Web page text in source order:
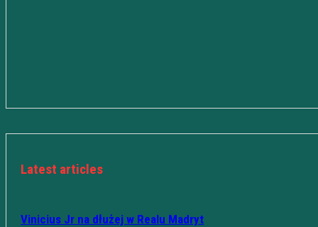
Latest articles
Vinicius Jr na dłużej w Realu Madryt